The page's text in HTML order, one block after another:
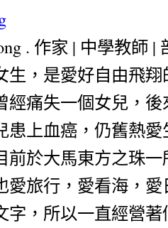
. 作家 | 中學教師 |
生，是愛好自由飛
經痛失一個女兒，
患上血癌，仍舊熱
前於大馬東方之珠
愛旅行，愛看海，
字，所以一直經營